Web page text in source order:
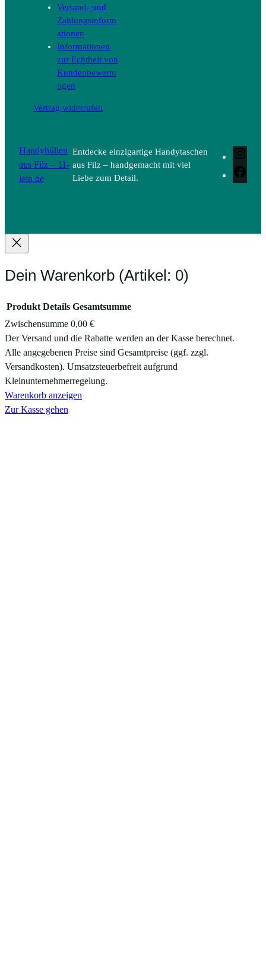
Versand- und
Zahlungsinform
ationen
Informationen
zur Echtheit von
Kundenbewertu
ngen
Vertrag widerrufen
Handyhüllen
aus Filz – 11-
lein.de
Entdecke einzigartige Handytaschen
aus Filz – handgemacht mit viel
Liebe zum Detail.
Dein Warenkorb (Artikel: 0)
Produkte
im
Warenkorb
Produkt Details Gesamtsumme
Zwischensumme 0,00 €
Der Versand und die Rabatte werden an der Kasse berechnet.
Alle angegebenen Preise sind Gesamtpreise (ggf. zzgl.
Versandkosten). Umsatzsteuerbefreit aufgrund
Kleinunternehmerregelung.
Warenkorb anzeigen
Zur Kasse gehen